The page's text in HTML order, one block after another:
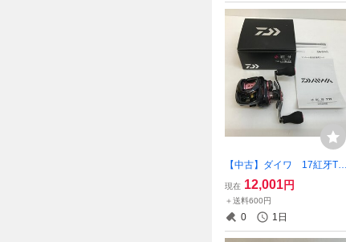
【中古】ダイワ 17紅牙TW
4.9L-RM 00613471【釣-55
3】
現在 12,001円
＋送料600円
0 1日